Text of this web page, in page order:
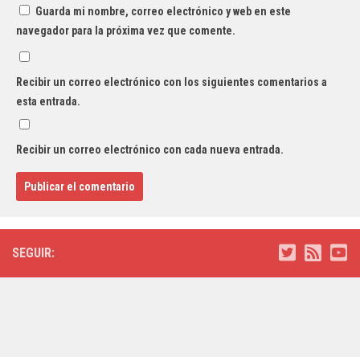
Guarda mi nombre, correo electrónico y web en este
navegador para la próxima vez que comente.
Recibir un correo electrónico con los siguientes comentarios a
esta entrada.
Recibir un correo electrónico con cada nueva entrada.
SEGUIR: